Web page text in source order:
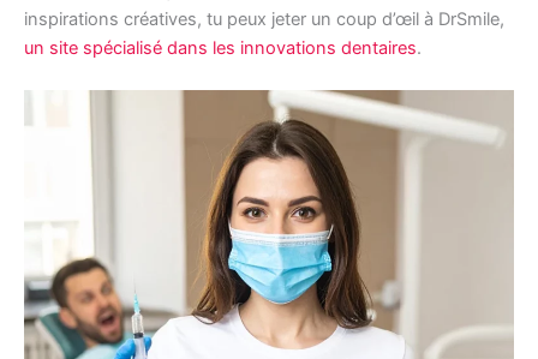
inspirations créatives, tu peux jeter un coup d’œil à DrSmile,
un site spécialisé dans les innovations dentaires.